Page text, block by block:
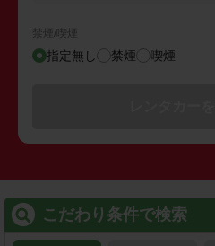
禁煙/喫煙
指定無し 禁煙 喫煙
こだわり条件で検索